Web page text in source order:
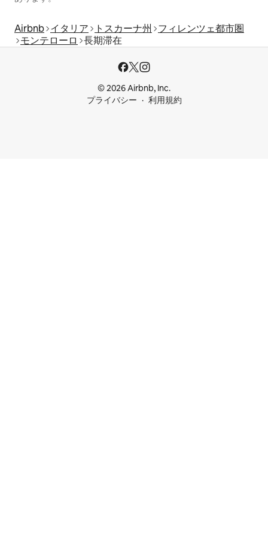
Airbnb イタリア トスカーナ州
フィレンツェ都市圏
モンテローロ
長期滞在
© 2026 Airbnb, Inc.
プライバシー
利用規約